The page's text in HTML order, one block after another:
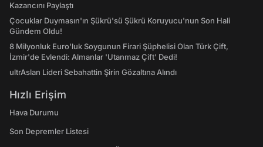
Kazancını Paylaştı
Çocuklar Duymasın'ın Şükrü'sü Şükrü Koruyucu'nun Son Hali
Gündem Oldu!
8 Milyonluk Euro'luk Soygunun Firari Şüphelisi Olan Türk Çift,
İzmir'de Evlendi: Almanlar 'Utanmaz Çift' Dedi!
ultrAslan Lideri Sebahattin Şirin Gözaltına Alındı
Hızlı Erişim
Hava Durumu
Son Depremler Listesi